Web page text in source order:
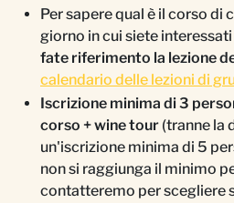
Per sapere qual è il corso di
giorno in cui siete
fate riferimento la lezione
calendario delle lezioni di
Iscrizione minima di 3
corso + wine tour (tranne la
un'iscrizione minima di 5
non si raggiunga il minimo
contatteremo per scegliere